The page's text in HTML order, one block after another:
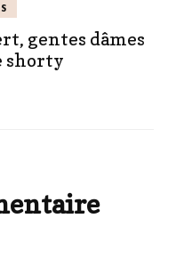
gentes dâmes
shorty